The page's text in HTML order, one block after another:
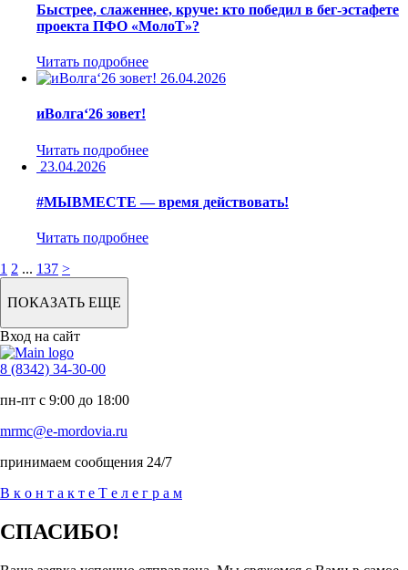
Быстрее, слаженнее, круче: кто победил в бег-эстафете
проекта ПФО «МолоТ»?
Читать подробнее
26.04.2026
иВолга‘26 зовет!
Читать подробнее
23.04.2026
#МЫВМЕСТЕ — время действовать!
Читать подробнее
1 2 ... 137 >
ПОКАЗАТЬ ЕЩЕ
Вход на сайт
8 (8342) 34-30-00
пн-пт с 9:00 до 18:00
mrmc@e-mordovia.ru
принимаем сообщения 24/7
В к о н т а к т е Т е л е г р а м
СПАСИБО!